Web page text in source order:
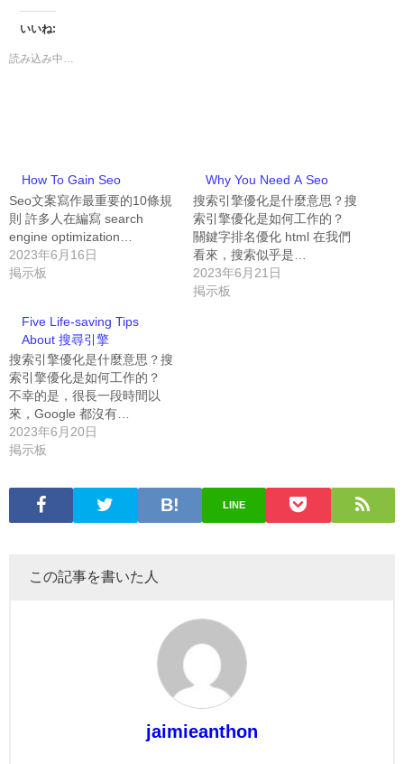
いいね:
読み込み中…
How To Gain Seo
Seo文案寫作最重要的10條規
則 許多人在編寫 search
engine optimization…
2023年6月16日
掲示板
Why You Need A Seo
搜索引擎優化是什麼意思？搜
索引擎優化是如何工作的？
關鍵字排名優化 html 在我們
看來，搜索似乎是…
2023年6月21日
掲示板
Five Life-saving Tips
About 搜尋引擎
搜索引擎優化是什麼意思？搜
索引擎優化是如何工作的？
不幸的是，很長一段時間以
來，Google 都沒有…
2023年6月20日
掲示板
LINE
この記事を書いた人
jaimieanthon